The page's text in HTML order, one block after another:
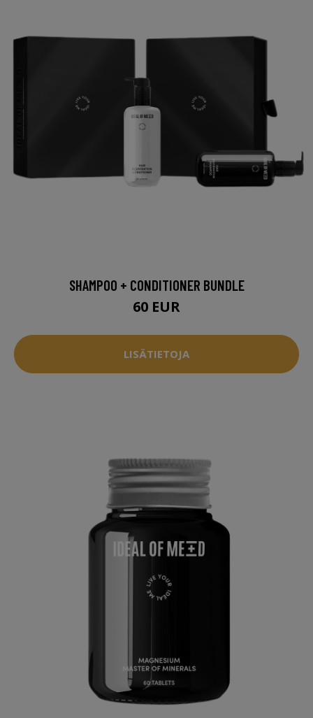
SHAMPOO + CONDITIONER BUNDLE
60 EUR
LISÄTIETOJA